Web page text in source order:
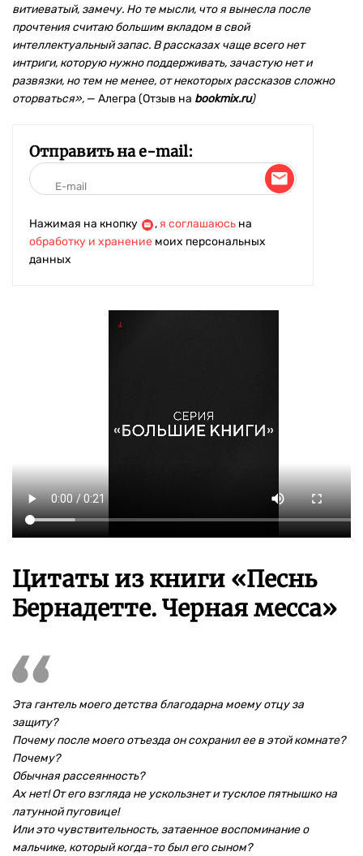
витиеватый, замечу. Но те мысли, что я вынесла после
прочтения считаю большим вкладом в свой
интеллектуальный запас. В рассказах чаще всего нет
интриги, которую нужно поддерживать, зачастую нет и
развязки, но тем не менее, от некоторых рассказов сложно
оторваться», — Алегра (Отзыв на bookmix.ru)
Отправить на e-mail:
Нажимая на кнопку , я соглашаюсь на
обработку и хранение моих персональных
данных
Цитаты из книги «Песнь
Бернадетте. Черная месса»
Эта гантель моего детства благодарна моему отцу за
защиту?
Почему после моего отъезда он сохранил ее в этой комнате?
Почему?
Обычная рассеянность?
Ах нет! От его взгляда не ускользнет и тусклое пятнышко на
латунной пуговице!
Или это чувствительность, затаенное воспоминание о
мальчике, который когда-то был его сыном?